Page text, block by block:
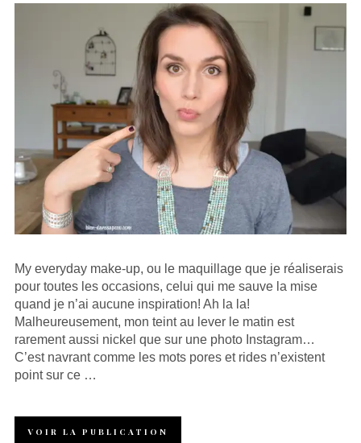
My everyday make-up, ou le maquillage que je réaliserais
pour toutes les occasions, celui qui me sauve la mise
quand je n’ai aucune inspiration! Ah la la!
Malheureusement, mon teint au lever le matin est
rarement aussi nickel que sur une photo Instagram…
C’est navrant comme les mots pores et rides n’existent
point sur ce …
VOIR LA PUBLICATION